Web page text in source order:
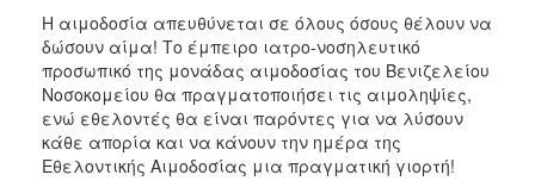
Η αιμοδοσία απευθύνεται σε όλους όσους θέλουν να
δώσουν αίμα! Το έμπειρο ιατρο-νοσηλευτικό
προσωπικό της μονάδας αιμοδοσίας του Βενιζελείου
Νοσοκομείου θα πραγματοποιήσει τις αιμοληψίες,
ενώ εθελοντές θα είναι παρόντες για να λύσουν
κάθε απορία και να κάνουν την ημέρα της
Εθελοντικής Αιμοδοσίας μια πραγματική γιορτή!